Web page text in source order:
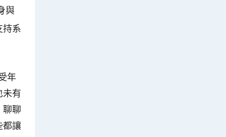
與
持系
年
未有
聊聊
都讓